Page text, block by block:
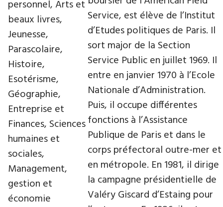
Service, est élève de l’Institut
d’Etudes politiques de Paris. Il
sort major de la Section
Service Public en juillet 1969. Il
entre en janvier 1970 à l’Ecole
Nationale d’Administration.
Puis, il occupe différentes
fonctions à l’Assistance
Publique de Paris et dans le
corps préfectoral outre-mer et
en métropole. En 1981, il dirige
la campagne présidentielle de
Valéry Giscard d’Estaing pour
personnel, Arts et
beaux livres,
Jeunesse,
Parascolaire,
Histoire,
Esotérisme,
Géographie,
Entreprise et
Finances, Sciences
humaines et
sociales,
Management,
gestion et
économie